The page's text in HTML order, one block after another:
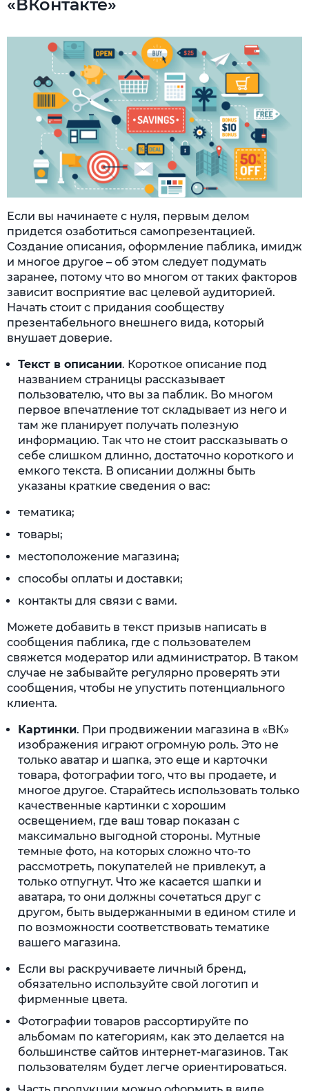
«ВКонтакте»
Если вы начинаете с нуля, первым делом
придется озаботиться самопрезентацией.
Создание описания, оформление паблика, имидж
и многое другое – об этом следует подумать
заранее, потому что во многом от таких факторов
зависит восприятие вас целевой аудиторией.
Начать стоит с придания сообществу
презентабельного внешнего вида, который
внушает доверие.
Текст в описании. Короткое описание под
названием страницы рассказывает
пользователю, что вы за паблик. Во многом
первое впечатление тот складывает из него и
там же планирует получать полезную
информацию. Так что не стоит рассказывать о
себе слишком длинно, достаточно короткого и
емкого текста. В описании должны быть
указаны краткие сведения о вас:
тематика;
товары;
местоположение магазина;
способы оплаты и доставки;
контакты для связи с вами.
Можете добавить в текст призыв написать в
сообщения паблика, где с пользователем
свяжется модератор или администратор. В таком
случае не забывайте регулярно проверять эти
сообщения, чтобы не упустить потенциального
клиента.
Картинки. При продвижении магазина в «ВК»
изображения играют огромную роль. Это не
только аватар и шапка, это еще и карточки
товара, фотографии того, что вы продаете, и
многое другое. Старайтесь использовать только
качественные картинки с хорошим
освещением, где ваш товар показан с
максимально выгодной стороны. Мутные
темные фото, на которых сложно что-то
рассмотреть, покупателей не привлекут, а
только отпугнут. Что же касается шапки и
аватара, то они должны сочетаться друг с
другом, быть выдержанными в едином стиле и
по возможности соответствовать тематике
вашего магазина.
Если вы раскручиваете личный бренд,
обязательно используйте свой логотип и
фирменные цвета.
Фотографии товаров рассортируйте по
альбомам по категориям, как это делается на
большинстве сайтов интернет-магазинов. Так
пользователям будет легче ориентироваться.